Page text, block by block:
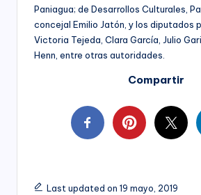
Paniagua; de Desarrollos Culturales,
concejal Emilio Jatón, y los diputados
Victoria Tejeda, Clara García, Julio
Henn, entre otras autoridades.
Compartir
Last updated on 19 mayo, 2019